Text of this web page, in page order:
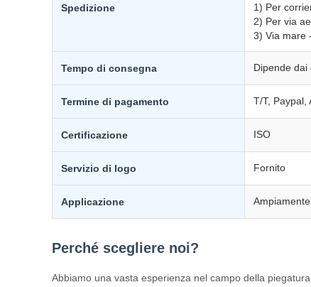
Spedizione
1) Per
2) Per via
3) Via mare
Tempo di consegna Dipende
Termine di pagamento T/T, Paypal,
Certificazione ISO
Servizio di logo Fornito
Applicazione
Perché scegliere noi?
Abbiamo una vasta esperienza nel campo della